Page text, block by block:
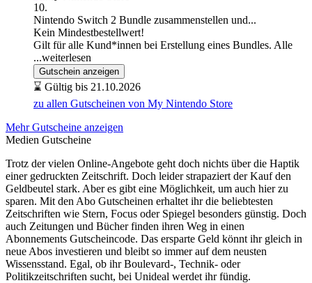
10.
Nintendo Switch 2 Bundle zusammenstellen und...
Kein Mindestbestellwert!
Gilt für alle Kund*innen bei Erstellung eines Bundles. Alle
...weiterlesen
Gutschein anzeigen
⌛ Gültig bis 21.10.2026
zu allen Gutscheinen von My Nintendo Store
Mehr Gutscheine anzeigen
Medien Gutscheine
Trotz der vielen Online-Angebote geht doch nichts über die Haptik
einer gedruckten Zeitschrift. Doch leider strapaziert der Kauf den
Geldbeutel stark. Aber es gibt eine Möglichkeit, um auch hier zu
sparen. Mit den Abo Gutscheinen erhaltet ihr die beliebtesten
Zeitschriften wie Stern, Focus oder Spiegel besonders günstig. Doch
auch Zeitungen und Bücher finden ihren Weg in einen
Abonnements Gutscheincode. Das ersparte Geld könnt ihr gleich in
neue Abos investieren und bleibt so immer auf dem neusten
Wissensstand. Egal, ob ihr Boulevard-, Technik- oder
Politikzeitschriften sucht, bei Unideal werdet ihr fündig.